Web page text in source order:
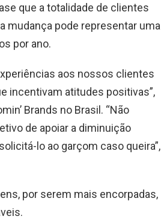
que a totalidade de clientes
mudança pode representar uma
por ano.
aos nossos clientes
incentivam atitudes positivas”,
Brands no Brasil. “Não
de apoiar a diminuição
lo ao garçom caso queira”,
por serem mais encorpadas,